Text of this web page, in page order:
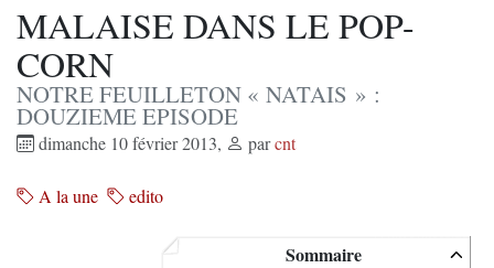
MALAISE DANS LE POP-
CORN
NOTRE FEUILLETON « NATAIS » :
DOUZIEME EPISODE
dimanche 10 février 2013, parcnt
A la une edito
Sommaire